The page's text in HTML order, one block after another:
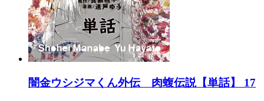
闇金ウシジマくん外伝 肉蝮伝説【単話】 17